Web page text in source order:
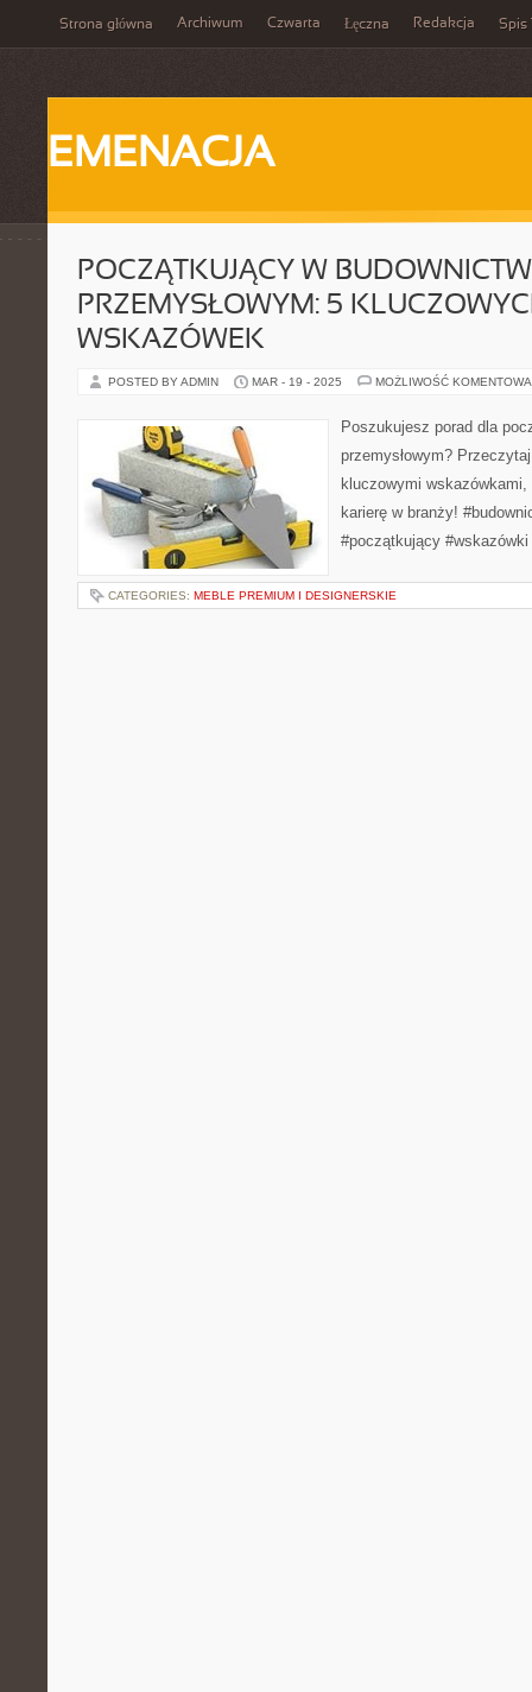
Strona główna Archiwum Czwarta Łęczna Redakcja Spis
EMENACJA
POCZĄTKUJĄCY W
PRZEMYSŁOWYM: 5
WSKAZÓWEK
POSTED BY ADMIN MAR - 19 - 2025 MOŻLIWOŚĆ
Poszukujesz porad dla
przemysłowym?
kluczowymi
karierę w branży!
#początkujący #wskazówki
CATEGORIES: MEBLE PREMIUM I DESIGNERSKIE